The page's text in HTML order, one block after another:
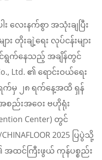
လေးနက်စွာ အသုံးချပြီး
တိုးချဲ့ရေး လုပ်ငန်းများ
ရွက်နေသည့် အချိန်တွင်
Ltd. ၏ ရောင်းဝယ်ရေး
က်မှ ၂၈ ရက်နေ့အထိ ရှန်
စည်းအဝေး ဗဟိုရုံး
Center) တွင်
2025 ပြပွဲသို့
ထင်ကြီးဖွယ် ကုန်ပစ္စည်း